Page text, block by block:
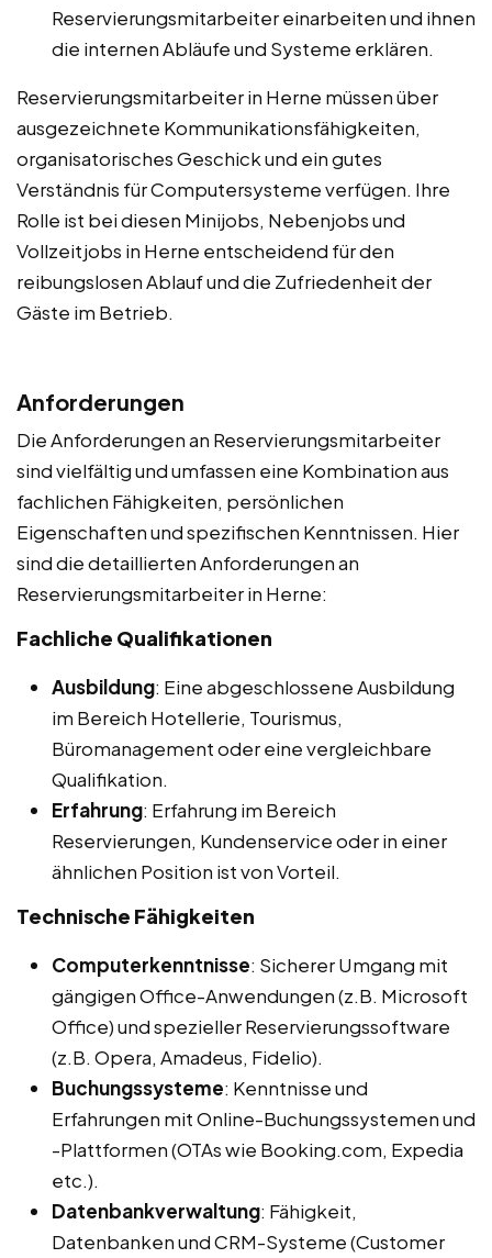
Reservierungsmitarbeiter einarbeiten und ihnen
die internen Abläufe und Systeme erklären.
Reservierungsmitarbeiter in Herne müssen über
ausgezeichnete Kommunikationsfähigkeiten,
organisatorisches Geschick und ein gutes
Verständnis für Computersysteme verfügen. Ihre
Rolle ist bei diesen Minijobs, Nebenjobs und
Vollzeitjobs in Herne entscheidend für den
reibungslosen Ablauf und die Zufriedenheit der
Gäste im Betrieb.
Anforderungen
Die Anforderungen an Reservierungsmitarbeiter
sind vielfältig und umfassen eine Kombination aus
fachlichen Fähigkeiten, persönlichen
Eigenschaften und spezifischen Kenntnissen. Hier
sind die detaillierten Anforderungen an
Reservierungsmitarbeiter in Herne:
Fachliche Qualifikationen
Ausbildung: Eine abgeschlossene Ausbildung
im Bereich Hotellerie, Tourismus,
Büromanagement oder eine vergleichbare
Qualifikation.
Erfahrung: Erfahrung im Bereich
Reservierungen, Kundenservice oder in einer
ähnlichen Position ist von Vorteil.
Technische Fähigkeiten
Computerkenntnisse: Sicherer Umgang mit
gängigen Office-Anwendungen (z.B. Microsoft
Office) und spezieller Reservierungssoftware
(z.B. Opera, Amadeus, Fidelio).
Buchungssysteme: Kenntnisse und
Erfahrungen mit Online-Buchungssystemen und
-Plattformen (OTAs wie Booking.com, Expedia
etc.).
Datenbankverwaltung: Fähigkeit,
Datenbanken und CRM-Systeme (Customer